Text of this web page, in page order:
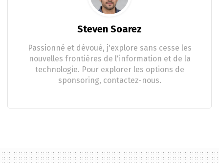
Steven Soarez
Passionné et dévoué, j'explore sans cesse les
nouvelles frontières de l'information et de la
technologie. Pour explorer les options de
sponsoring, contactez-nous.